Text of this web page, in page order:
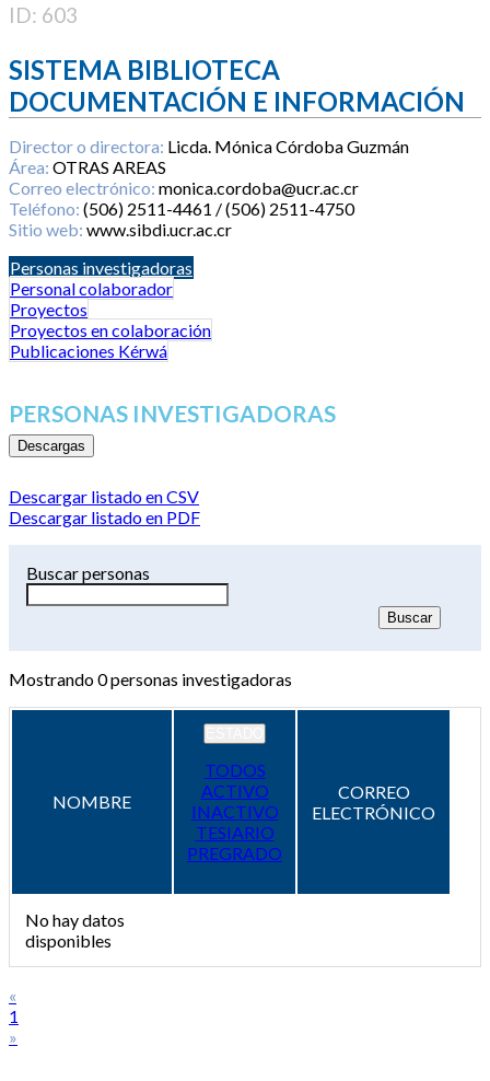
ID: 603
SISTEMA BIBLIOTECA
DOCUMENTACIÓN E INFORMACIÓN
Director o directora: Licda. Mónica Córdoba Guzmán
Área: OTRAS AREAS
Correo electrónico: monica.cordoba@ucr.ac.cr
Teléfono: (506) 2511-4461 / (506) 2511-4750
Sitio web: www.sibdi.ucr.ac.cr
Personas investigadoras
Personal colaborador
Proyectos
Proyectos en colaboración
Publicaciones Kérwá
PERSONAS INVESTIGADORAS
Descargas
Descargar listado en CSV
Descargar listado en PDF
Buscar personas
Mostrando0personas investigadoras
NOMBRE
TODOS
ACTIVO
INACTIVO
TESIARIO
PREGRADO
CORREO
ELECTRÓNICO
No hay datos
disponibles
«
1
»